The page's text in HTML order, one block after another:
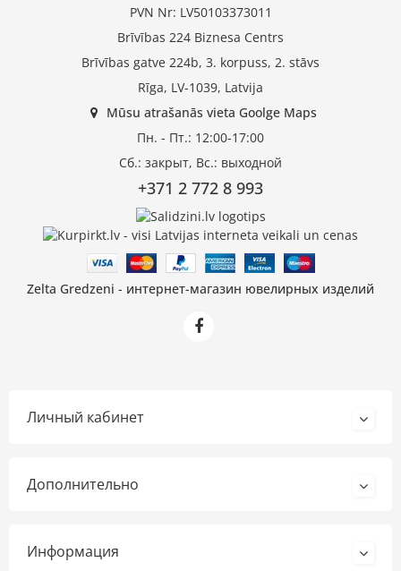
PVN Nr: LV50103373011
Brīvības 224 Biznesa Centrs
Brīvības gatve 224b, 3. korpuss, 2. stāvs
Rīga, LV-1039, Latvija
Mūsu atrašanās vieta Goolge Maps
Пн. - Пт.: 12:00-17:00
Сб.: закрыт, Вс.: выходной
+371 2 772 8 993
Zelta Gredzeni - интернет-магазин ювелирных изделий
Личный кабинет
Дополнительно
Информация